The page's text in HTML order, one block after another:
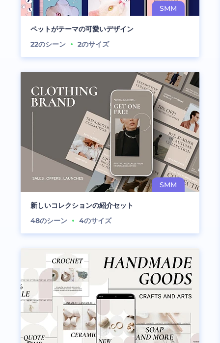
ペットがテーマの可愛いデザイン
22のシーン 2のサイズ
新しいコレクションの紹介セット
48のシーン 4のサイズ